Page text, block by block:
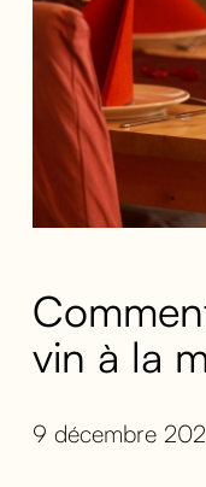
vin à la
9 décembre